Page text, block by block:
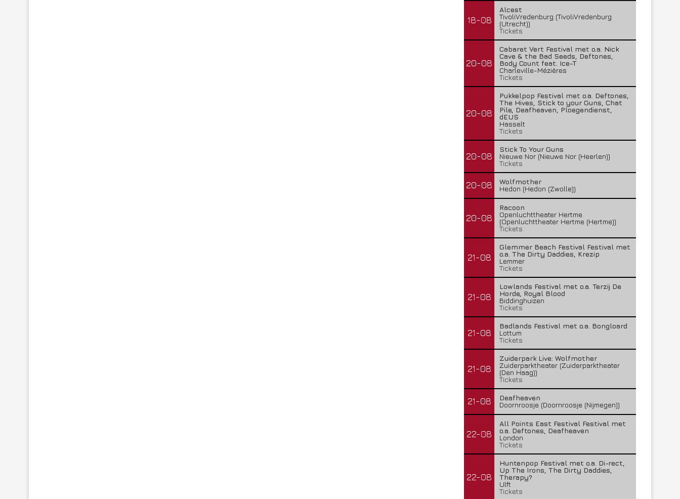
18-08
Alcest
TivoliVredenburg (TivoliVredenburg
(Utrecht))
Tickets
20-08
Cabaret Vert Festival met o.a. Nick
Cave & the Bad Seeds, Deftones,
Body Count feat. Ice-T
Charleville-Mézières
Tickets
20-08
Pukkelpop Festival met o.a. Deftones,
The Hives, Stick to your Guns, Chat
Pile, Deafheaven, Ploegendienst,
dEUS
Hasselt
Tickets
20-08
Stick To Your Guns
Nieuwe Nor (Nieuwe Nor (Heerlen))
Tickets
20-08
Wolfmother
Hedon (Hedon (Zwolle))
20-08
Racoon
Openluchttheater Hertme
(Openluchttheater Hertme (Hertme))
Tickets
21-08
Glemmer Beach Festival Festival met
o.a. The Dirty Daddies, Krezip
Lemmer
Tickets
21-08
Lowlands Festival met o.a. Terzij De
Horde, Royal Blood
Biddinghuizen
Tickets
21-08
Badlands Festival met o.a. Bongloard
Lottum
Tickets
21-08
Zuiderpark Live: Wolfmother
Zuiderparktheater (Zuiderparktheater
(Den Haag))
Tickets
21-08
Deafheaven
Doornroosje (Doornroosje (Nijmegen))
22-08
All Points East Festival Festival met
o.a. Deftones, Deafheaven
London
Tickets
22-08
Huntenpop Festival met o.a. Di-rect,
Up The Irons, The Dirty Daddies,
Therapy?
Ulft
Tickets